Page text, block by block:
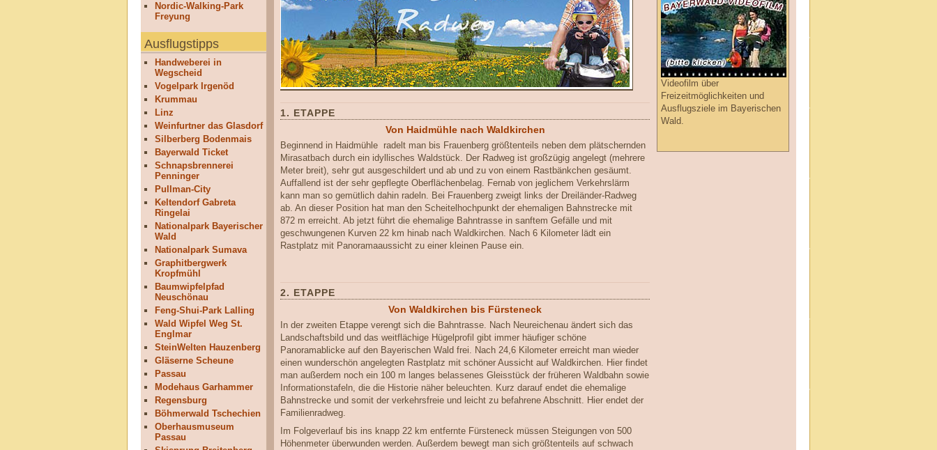
Nordic-Walking-Park
Freyung
Ausflugstipps
Handweberei in
Wegscheid
Vogelpark Irgenöd
Krummau
Linz
Weinfurtner das Glasdorf
Silberberg Bodenmais
Bayerwald Ticket
Schnapsbrennerei
Penninger
Pullman-City
Keltendorf Gabreta
Ringelai
Nationalpark Bayerischer
Wald
Nationalpark Sumava
Graphitbergwerk
Kropfmühl
Baumwipfelpfad
Neuschönau
Feng-Shui-Park Lalling
Wald Wipfel Weg St.
Englmar
SteinWelten Hauzenberg
Gläserne Scheune
Passau
Modehaus Garhammer
Regensburg
Böhmerwald Tschechien
Oberhausmuseum
Passau
1. ETAPPE
Von Haidmühle nach Waldkirchen
Beginnend in Haidmühle radelt man bis Frauenberg größtenteils neben dem plätschernden
Mirasatbach durch ein idyllisches Waldstück. Der Radweg ist großzügig angelegt (mehrere
Meter breit), sehr gut ausgeschildert und ab und zu von einem Rastbänkchen gesäumt.
Auffallend ist der sehr gepflegte Oberflächenbelag. Fernab von jeglichem Verkehrslärm
kann man so gemütlich dahin radeln. Bei Frauenberg zweigt links der Dreiländer-Radweg
ab. An dieser Position hat man den Scheitelhochpunkt der ehemaligen Bahnstrecke mit
872 m erreicht. Ab jetzt führt die ehemalige Bahntrasse in sanftem Gefälle und mit
geschwungenen Kurven 22 km hinab nach Waldkirchen. Nach 6 Kilometer lädt ein
Rastplatz mit Panoramaaussicht zu einer kleinen Pause ein.
2. ETAPPE
Von Waldkirchen bis Fürsteneck
In der zweiten Etappe verengt sich die Bahntrasse. Nach Neureichenau ändert sich das
Landschaftsbild und das weitflächige Hügelprofil gibt immer häufiger schöne
Panoramablicke auf den Bayerischen Wald frei. Nach 24,6 Kilometer erreicht man wieder
einen wunderschön angelegten Rastplatz mit schöner Aussicht auf Waldkirchen. Hier findet
man außerdem noch ein 100 m langes belassenes Gleisstück der früheren Waldbahn sowie
Informationstafeln, die die Historie näher beleuchten. Kurz darauf endet die ehemalige
Bahnstrecke und somit der verkehrsfreie und leicht zu befahrene Abschnitt. Hier endet der
Familienradweg.
Im Folgeverlauf bis ins knapp 22 km entfernte Fürsteneck müssen Steigungen von 500
Höhenmeter überwunden werden. Außerdem bewegt man sich größtenteils auf schwach
Videofilm über
Freizeitmöglichkeiten und
Ausflugsziele im Bayerischen
Wald.